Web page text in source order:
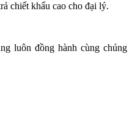
chiết khấu cao cho đại lý.
luôn đồng hành cùng chúng